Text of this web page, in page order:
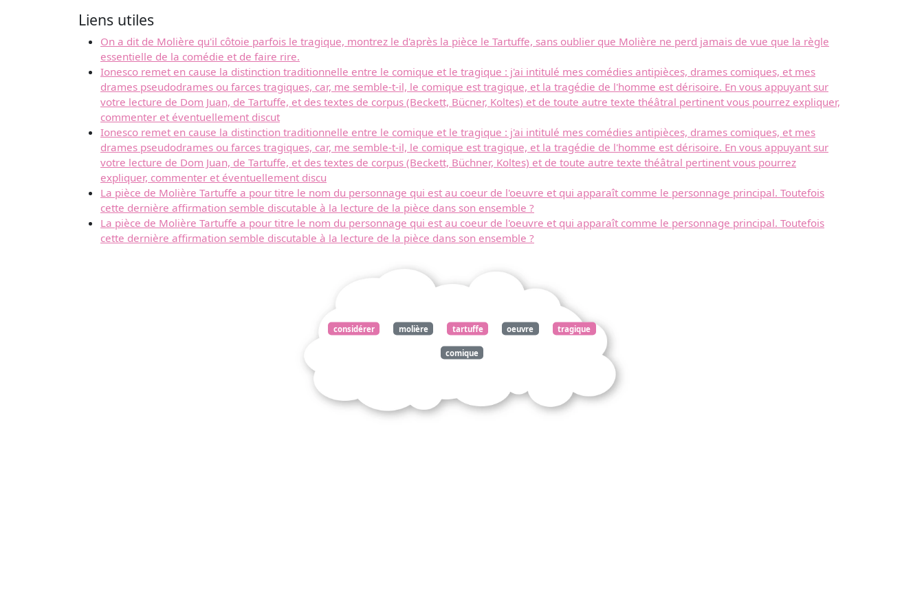
Liens utiles
On a dit de Molière qu'il côtoie parfois le tragique, montrez le d'après la pièce le Tartuffe, sans oublier que Molière ne perd jamais de vue que la règle
essentielle de la comédie et de faire rire.
Ionesco remet en cause la distinction traditionnelle entre le comique et le tragique : j'ai intitulé mes comédies antipièces, drames comiques, et mes
drames pseudodrames ou farces tragiques, car, me semble-t-il, le comique est tragique, et la tragédie de l'homme est dérisoire. En vous appuyant sur
votre lecture de Dom Juan, de Tartuffe, et des textes de corpus (Beckett, Bücner, Koltes) et de toute autre texte théâtral pertinent vous pourrez expliquer,
commenter et éventuellement discut
Ionesco remet en cause la distinction traditionnelle entre le comique et le tragique : j'ai intitulé mes comédies antipièces, drames comiques, et mes
drames pseudodrames ou farces tragiques, car, me semble-t-il, le comique est tragique, et la tragédie de l'homme est dérisoire. En vous appuyant sur
votre lecture de Dom Juan, de Tartuffe, et des textes de corpus (Beckett, Büchner, Koltes) et de toute autre texte théâtral pertinent vous pourrez
expliquer, commenter et éventuellement discu
La pièce de Molière Tartuffe a pour titre le nom du personnage qui est au coeur de l'oeuvre et qui apparaît comme le personnage principal. Toutefois
cette dernière affirmation semble discutable à la lecture de la pièce dans son ensemble ?
La pièce de Molière Tartuffe a pour titre le nom du personnage qui est au coeur de l'oeuvre et qui apparaît comme le personnage principal. Toutefois
cette dernière affirmation semble discutable à la lecture de la pièce dans son ensemble ?
considérer molière tartuffe oeuvre tragique
comique